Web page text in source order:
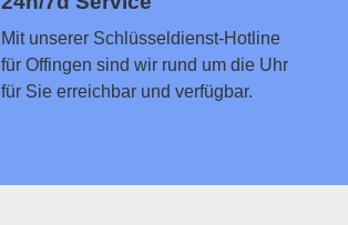
Mit unserer Schlüsseldienst-Hotline
für Offingen sind wir rund um die Uhr
für Sie erreichbar und verfügbar.